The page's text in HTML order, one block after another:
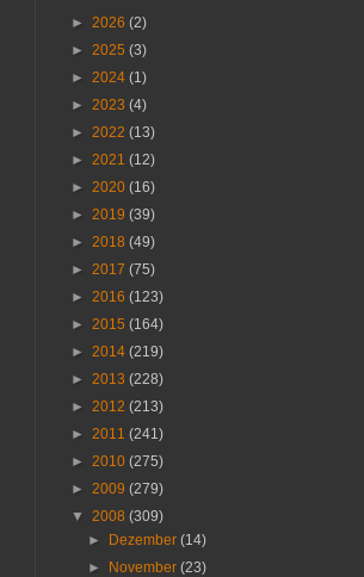
► 2026 (2)
► 2025 (3)
► 2024 (1)
► 2023 (4)
► 2022 (13)
► 2021 (12)
► 2020 (16)
► 2019 (39)
► 2018 (49)
► 2017 (75)
► 2016 (123)
► 2015 (164)
► 2014 (219)
► 2013 (228)
► 2012 (213)
► 2011 (241)
► 2010 (275)
► 2009 (279)
▼ 2008 (309)
►
Dezember(14)
►
November(23)